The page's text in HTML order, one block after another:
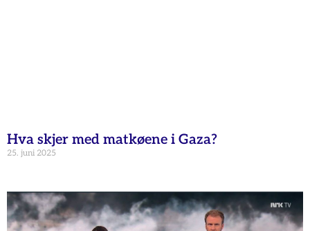
Hva skjer med matkøene i Gaza?
25. juni 2025